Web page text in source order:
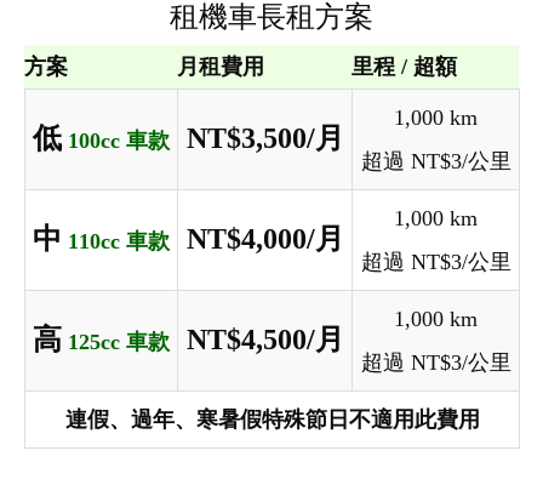
租機車長租方案
方案 月租費用 里程 / 超額
低 100cc 車款 NT$3,500/月
1,000 km
超過 NT$3/公里
中 110cc 車款 NT$4,000/月
1,000 km
超過 NT$3/公里
高 125cc 車款 NT$4,500/月
1,000 km
超過 NT$3/公里
連假、過年、寒暑假特殊節日不適用此費用